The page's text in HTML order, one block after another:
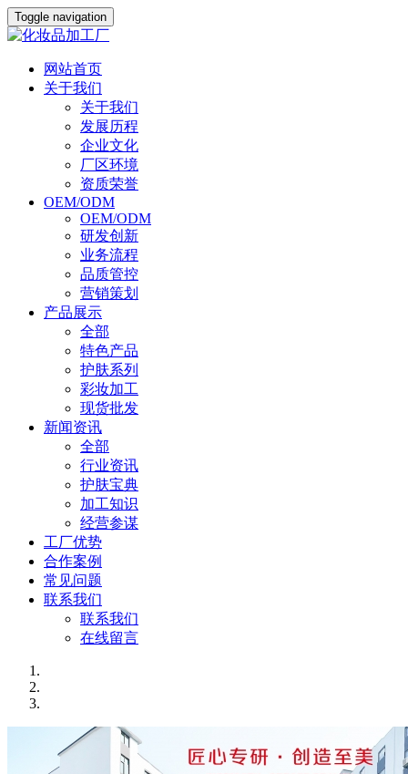
Toggle navigation
网站首页
关于我们
关于我们
发展历程
企业文化
厂区环境
资质荣誉
OEM/ODM
OEM/ODM
研发创新
业务流程
品质管控
营销策划
产品展示
全部
特色产品
护肤系列
彩妆加工
现货批发
新闻资讯
全部
行业资讯
护肤宝典
加工知识
经营参谋
工厂优势
合作案例
常见问题
联系我们
联系我们
在线留言